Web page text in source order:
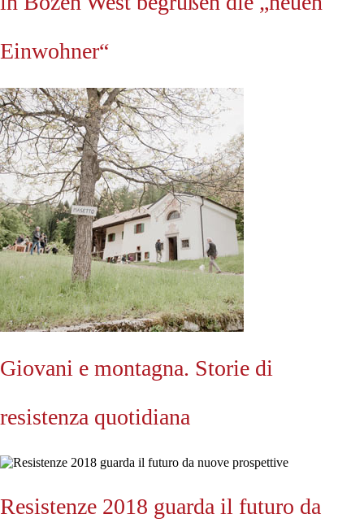
Einwohner“
Giovani e montagna. Storie di
resistenza quotidiana
Resistenze 2018 guarda il futuro da